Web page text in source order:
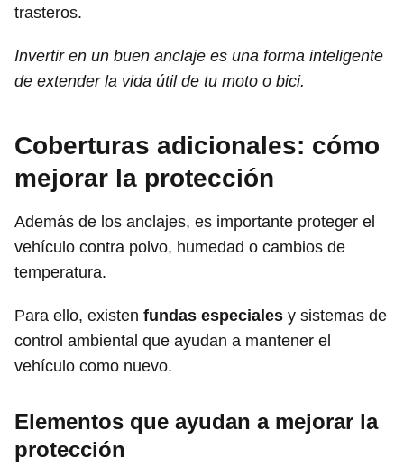
trasteros.
Invertir en un buen anclaje es una forma inteligente
de extender la vida útil de tu moto o bici.
Coberturas adicionales: cómo
mejorar la protección
Además de los anclajes, es importante proteger el
vehículo contra polvo, humedad o cambios de
temperatura.
Para ello, existen fundas especiales y sistemas de
control ambiental que ayudan a mantener el
vehículo como nuevo.
Elementos que ayudan a mejorar la
protección